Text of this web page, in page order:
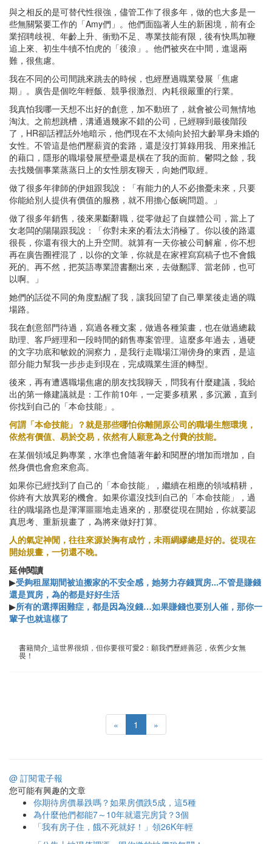
與之相反的是可替代性很強，儘管工作了很多年，做的也大多是一
些無關緊要工作的「Amy們」。他們面臨著人生的新困境，前有企
業招聘歧視、年齡上升、衝勁不足、專業技能有限，後有快馬加鞭
追上來、初生牛犢不怕虎的「後浪」。他們被夾在中間，進退兩
難，很焦慮。
我在不同的公司間跳來跳去的時候，也經歷過職業發展「焦慮
期」。廣告是個吃年輕飯、競爭很激烈、內耗很嚴重的行業。
我真怕我哪一天想不出好的創意，加不動班了，就會被公司無情地
淘汰。之前想跳槽，溝通過幾家不錯的公司，已經聊到最後階段
了，HR卻話裡話外地暗示，他們現在不太傾向於招大齡單身未婚的
女性。不管這是他們壓薪資的套路，還是沒打算錄用我、用來推託
的藉口，隱形的職場發展壁壘還是橫在了我的面前。鬱悶之餘，我
去找幾個事業蒸蒸日上的女性朋友聊天，向她們取經。
做了很多年律師的伊姐跟我說：「有能力的人不必擔憂未來，只要
你能給別人提供有價值的服務，就不用擔心飯碗問題。」
做了很多年銷售，後來果斷辭職，從零做起了自媒體公司，當上了
女老闆的陽陽跟我說：「你對未來的看法太消極了。你以後的路還
很長，你還有很大的上升空間。就算有一天你被公司解雇，你不想
再在廣告圈裡混了，以你的文筆，你就是在家裡寫寫稿子也不會餓
死的。再不然，把英語專業證書翻出來，去做翻譯、當老師，也可
以啊。」
她們的話從不同的角度點醒了我，讓我回望了自己畢業後走過的職
場路。
我在創意部門待過，寫過各種文案，做過各種策畫，也在做過總裁
助理、客戶經理和一段時間的銷售專案管理。這麼多年過去，過硬
的文字功底和敏銳的洞察力，是我行走職場江湖傍身的東西，是這
部分能力幫我一步步走到現在，完成職業生涯的轉型。
後來，再有遭遇職場焦慮的朋友找我聊天，問我有什麼建議，我給
出的第一條建議就是：工作前10年，一定要多積累，多沉澱，直到
你找到自己的「本命技能」。
何謂「本命技能」？就是那些哪怕你離開原公司的職場生態環境，
依然有價值、易於交易，依然有人願意為之付費的技能。
在某個領域足夠專業，水準也會隨著年齡和閱歷的增加而增加，自
然身價也會愈來愈高。
如果你已經找到了自己的「本命技能」，繼續在相應的領域精耕，
你終有大放異彩的機會。如果你還沒找到自己的「本命技能」，過
往的職場路也是渾渾噩噩地走過來的，那麼從現在開始，你就要認
真思考、重新規畫了，為將來做好打算。
人的氣定神閒，往往來源於胸有成竹，未雨綢繆總是好的。從現在
開始規畫，一切還不晚。
​​延伸閱讀
▶受夠租屋期間被迫搬家的不安全感，她努力存錢買房...不管是賺錢
還是買房，為的都是好好生活
▶所有的選擇困難症，都是因為沒錢…如果賺錢也要別人催，那你一
輩子也就這樣了
書籍簡介_這世界很煩，但你要很可愛2：願我們歷經善惡，依舊少女無
畏！
« 1 »
@ 訂閱電子報
您可能有興趣的文章
你期待房價暴跌嗎？如果房價跌5成，這5種
為什麼他們都能7～10年就還完房貸？3個
「我有房子住，餓不死就好！」領26K年輕